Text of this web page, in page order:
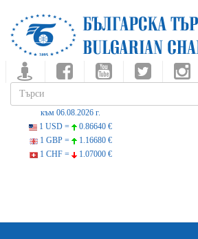
към 06.08.2026 г.
1 USD =
0.86640 €
1 GBP =
1.16680 €
1 CHF =
1.07000 €